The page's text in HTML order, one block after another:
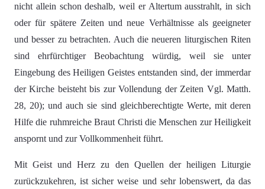
nicht allein schon deshalb, weil er Altertum ausstrahlt, in sich
oder für spätere Zeiten und neue Verhältnisse als geeigneter
und besser zu betrachten. Auch die neueren liturgischen Riten
sind ehrfürchtiger Beobachtung würdig, weil sie unter
Eingebung des Heiligen Geistes entstanden sind, der immerdar
der Kirche beisteht bis zur Vollendung der Zeiten Vgl. Matth.
28, 20); und auch sie sind gleichberechtigte Werte, mit deren
Hilfe die ruhmreiche Braut Christi die Menschen zur Heiligkeit
anspornt und zur Vollkommenheit führt.
Mit Geist und Herz zu den Quellen der heiligen Liturgie
zurückzukehren, ist sicher weise und sehr lobenswert, da das